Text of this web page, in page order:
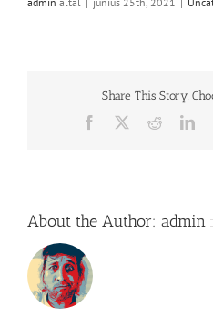
Share This Story,
Facebook
TwitterReddit
About the Author: admin